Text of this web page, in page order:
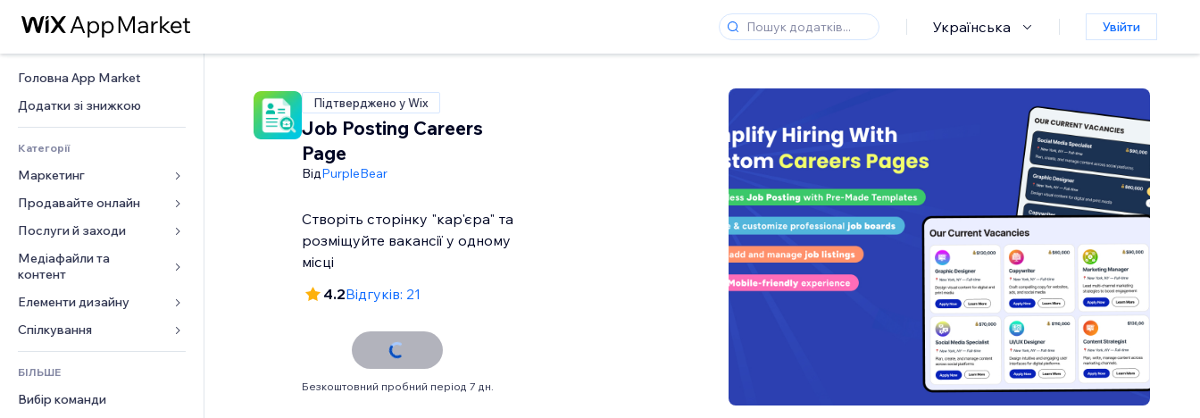
Українська Увійти
Головна App Market
Додатки зі знижкою
Категорії
Маркетинг
Реклама
Мобільний
Аналітика
Соцмережі
SEO
Залучення
Розміщення сайту
Ел. пошта
Конверсія
Продавайте онлайн
Додатки для магазинів
Надсилання та доставка
Кнопки продажу
Онлайн‑курси
Друк на замовлення
Бухгалтерський облік
Купони й лояльність
Рішення для складів
Послуги й заходи
Готелі
Заходи
Ресторани
Нерухомість
Медіафайли та
контент
Галерея
Музика
Подкасти
Фотографія
Відео
Елементи дизайну
Карти й навігація
Конфіденційність і безпека
Годинник
Шаблони сторінок
Форми
Опитування
БІЛЬШЕ
Вибір команди
Підтверджено у Wix
Job Posting Careers
Page
ВідPurpleBear
Створіть сторінку "кар'єра" та
розміщуйте вакансії у одному
місці
4.2Відгуків: 21
Безкоштовний пробний період 7 дн.